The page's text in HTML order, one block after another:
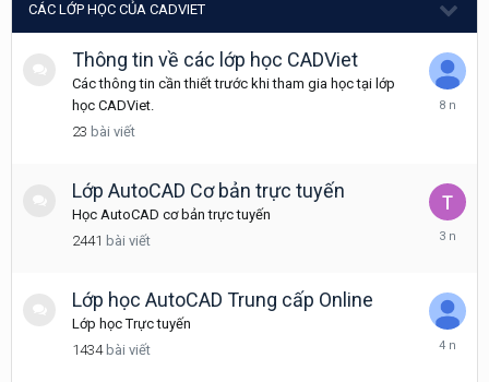
CÁC LỚP HỌC CỦA CADVIET
Thông tin về các lớp học CADViet
Các thông tin cần thiết trước khi tham gia học tại lớp
học CADViet.
23 bài viết
Tháng
Lớp AutoCAD Cơ bản trực tuyến
Học AutoCAD cơ bản trực tuyến
2441 bài viết
Tháng
2022
Lớp học AutoCAD Trung cấp Online
Lớp học Trực tuyến
1434 bài viết
Tháng